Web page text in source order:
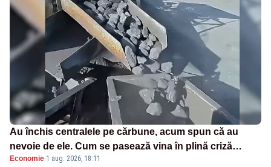
Au închis centralele pe cărbune, acum spun că au
nevoie de ele. Cum se pasează vina în plină criză
energetică
Economie·1 aug. 2026, 18:11